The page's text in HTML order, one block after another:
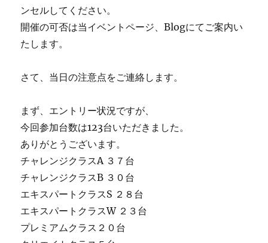
ンセルしてください。
開催の可否は当イベントページ、Blogにてご案内い
たします。
さて、当日の注意点をご連絡します。
まず、エントリー状況ですが、
今回参加台数は123台いただきました。
ありがとうございます。
チャレンジクラスA ３７台
チャレンジクラスB ３０台
エキスパートクラスS ２８台
エキスパートクラスW ２３台
プレミアムクラス２０台